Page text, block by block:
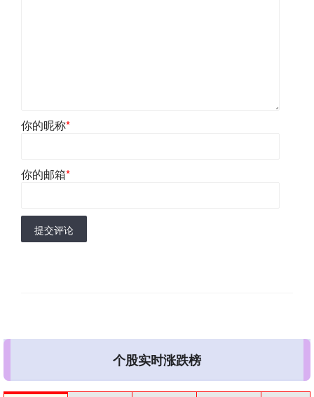
你的昵称*
你的邮箱*
提交评论
个股实时涨跌榜